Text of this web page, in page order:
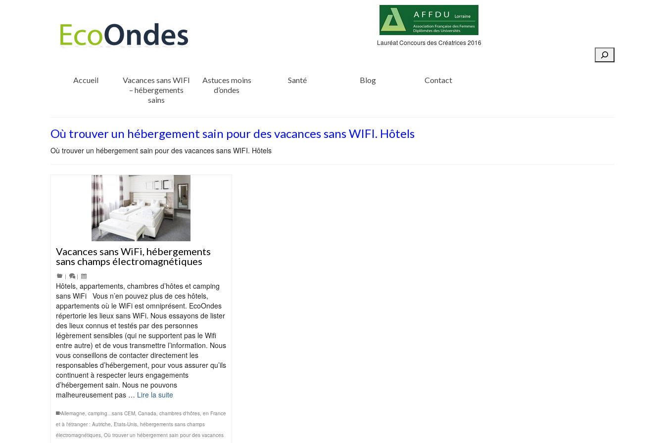
Lauréat Concours des Créatrices 2016
Rechercher
Accueil
Vacances sans WIFI
– hébergements
sains
Astuces moins
d’ondes
Santé Blog Contact
Où trouver un hébergement sain pour des vacances sans WIFI. Hôtels
Où trouver un hébergement sain pour des vacances sans WIFI. Hôtels
Vacances sans WiFi, hébergements
sans champs électromagnétiques
| |
Hôtels, appartements, chambres d’hôtes et camping
sans WiFi Vous n’en pouvez plus de ces hôtels,
appartements où le WiFi est omniprésent. EcoOndes
répertorie les lieux sans WiFi. Nous essayons de lister
des lieux connus et testés par des personnes
légèrement sensibles (qui ne supportent pas le Wifi
entre autre) et de vous transmettre l’information. Nous
vous conseillons de contacter directement les
responsables d’hébergement, pour vous assurer qu’ils
continuent à respecter leurs engagements
d’hébergement sain. Nous ne pouvons
malheureusement pas … Lire la suite
Allemagne, camping...sans CEM, Canada, chambres d'hôtes, en France
et à l'étranger : Autriche, Etats-Unis, hébergements sans champs
électromagnétiques, Où trouver un hébergement sain pour des vacances